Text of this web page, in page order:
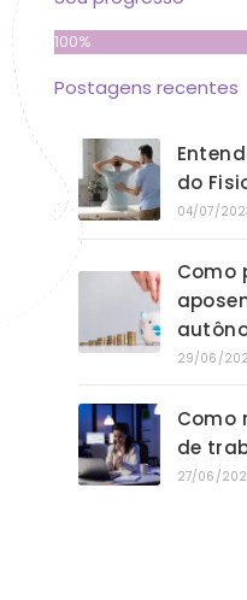
100%
Postagens recentes
do
04/07/
Como
29/06/
Como
de
27/06/